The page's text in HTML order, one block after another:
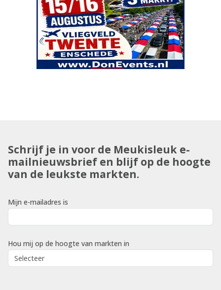
Schrijf je in voor de Meukisleuk e-
mailnieuwsbrief en blijf op de hoogte
van de leukste markten.
Mijn e-mailadres is
Hou mij op de hoogte van markten in